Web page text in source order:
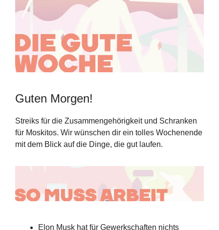
Guten Morgen!
Streiks für die Zusammengehörigkeit und Schranken
für Moskitos. Wir wünschen dir ein tolles Wochenende
mit dem Blick auf die Dinge, die gut laufen.
Elon Musk hat für Gewerkschaften nichts